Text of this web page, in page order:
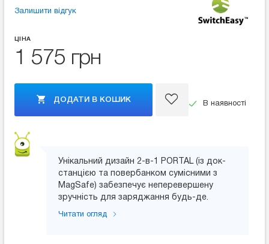
Залишити відгук
ЦІНА
1 575 грн
ДОДАТИ В КОШИК
В наявності
Унікальний дизайн 2-в-1 PORTAL (із док-
станцією та повербанком сумісними з
MagSafe) забезпечує неперевершену
зручність для заряджання будь-де.
Читати огляд